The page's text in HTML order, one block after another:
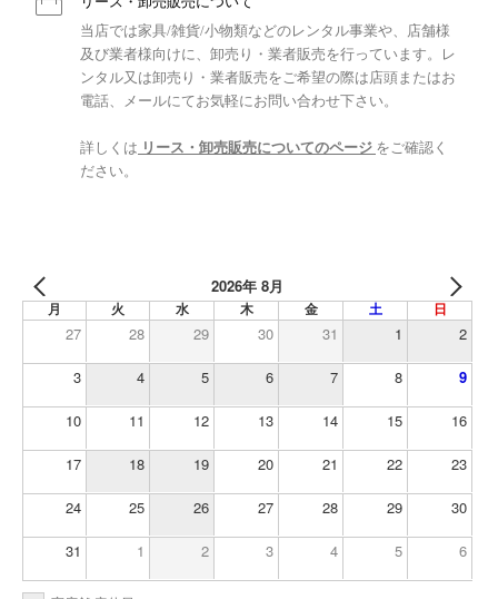
当店では家具/雑貨/小物類などのレンタル事業や、店舗様
及び業者様向けに、卸売り・業者販売を行っています。レ
ンタル又は卸売り・業者販売をご希望の際は店頭またはお
電話、メールにてお気軽にお問い合わせ下さい。
詳しくは リース・卸売販売についてのページ をご確認く
ださい。
2026年 8月
月 火 水 木 金 土 日
27 28 29 30 31 1 2
3 4 5 6 7 8 9
10 11 12 13 14 15 16
17 18 19 20 21 22 23
24 25 26 27 28 29 30
31 1 2 3 4 5 6